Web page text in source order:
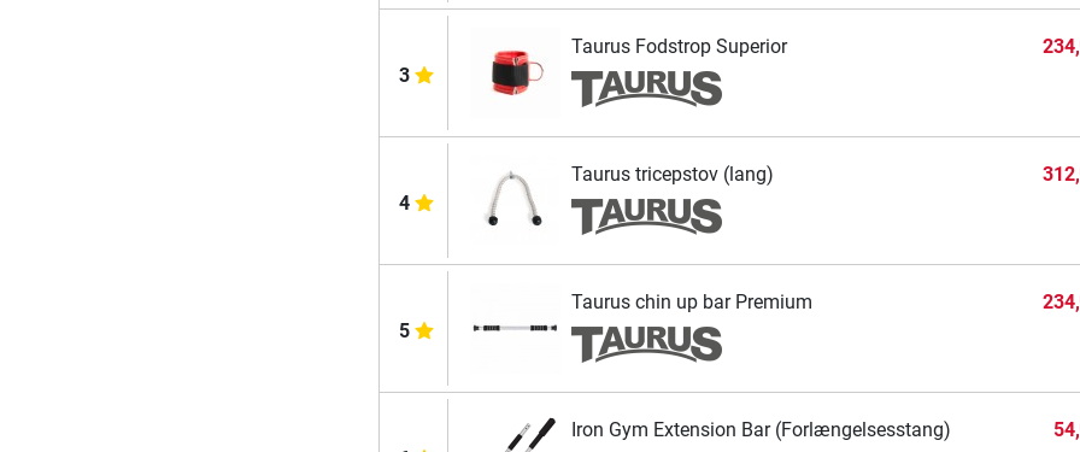
3
Taurus Fodstrop Superior 234,
4
Taurus tricepstov (lang) 312,
5
Taurus chin up bar Premium 234,
Iron Gym Extension Bar (Forlængelsesstang) 54,